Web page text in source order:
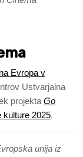
Evropa v
Ustvarjalna
projekta Go
kulture 2025.
unija iz